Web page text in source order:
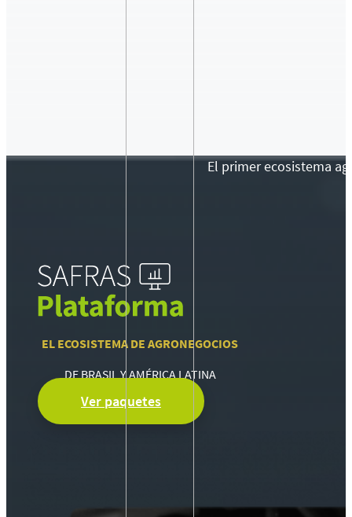
El primer ecosistema
EL ECOSISTEMA DE AGRONEGOCIOS
DE BRASIL Y AMÉRICA LATINA
Ver paquetes